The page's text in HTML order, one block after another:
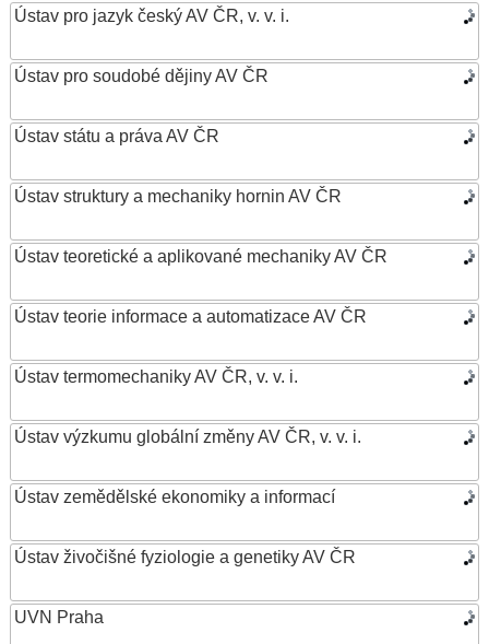
Ústav pro jazyk český AV ČR, v. v. i.
Ústav pro soudobé dějiny AV ČR
Ústav státu a práva AV ČR
Ústav struktury a mechaniky hornin AV ČR
Ústav teoretické a aplikované mechaniky AV ČR
Ústav teorie informace a automatizace AV ČR
Ústav termomechaniky AV ČR, v. v. i.
Ústav výzkumu globální změny AV ČR, v. v. i.
Ústav zemědělské ekonomiky a informací
Ústav živočišné fyziologie a genetiky AV ČR
UVN Praha